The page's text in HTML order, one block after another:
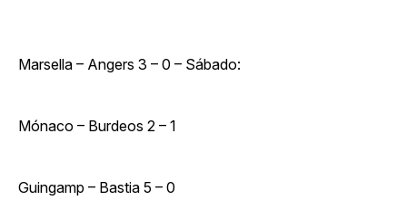
Marsella – Angers 3 – 0 – Sábado:
Mónaco – Burdeos 2 – 1
Guingamp – Bastia 5 – 0